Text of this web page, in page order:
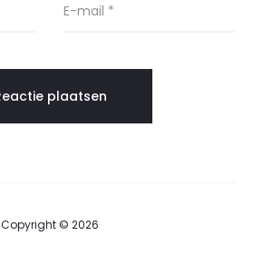
E-mail *
Copyright © 2026